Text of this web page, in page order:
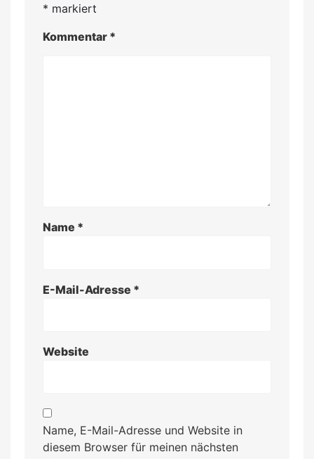
* markiert
Kommentar *
Name *
E-Mail-Adresse *
Website
Name, E-Mail-Adresse und Website in
diesem Browser für meinen nächsten